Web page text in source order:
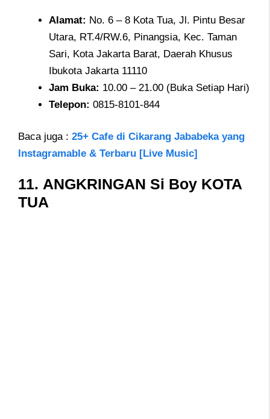
Alamat: No. 6 – 8 Kota Tua, Jl. Pintu Besar
Utara, RT.4/RW.6, Pinangsia, Kec. Taman
Sari, Kota Jakarta Barat, Daerah Khusus
Ibukota Jakarta 11110
Jam Buka: 10.00 – 21.00 (Buka Setiap Hari)
Telepon: 0815-8101-844
Baca juga : 25+ Cafe di Cikarang Jababeka yang
Instagramable & Terbaru [Live Music]
11. ANGKRINGAN Si Boy KOTA
TUA